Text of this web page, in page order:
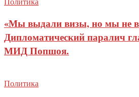
«Мы выдали визы, но мы не в
Дипломатический паралич
МИД Попшоя.
Политика